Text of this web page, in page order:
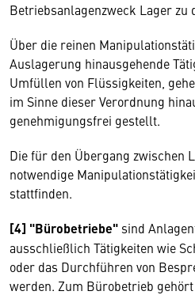
Betriebsanlagenzweck Lager zu
Über die reinen
Auslagerung hinausgehende
Umfüllen von Flüssigkeiten,
im Sinne dieser Verordnung
genehmigungsfrei gestellt.
Die für den Übergang zwischen
notwendige
stattfinden.
[4] "Bürobetriebe" sind
ausschließlich Tätigkeiten wie
oder das Durchführen von
werden. Zum Bürobetrieb